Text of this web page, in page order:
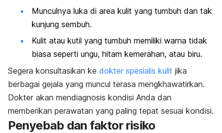
Munculnya luka di area kulit yang tumbuh dan tak
kunjung sembuh.
Kulit atau kutil yang tumbuh memiliki warna tidak
biasa seperti ungu, hitam kemerahan, atau biru.
Segera konsultasikan ke dokter spesialis kulit jika
berbagai gejala yang muncul terasa mengkhawatirkan.
Dokter akan mendiagnosis kondisi Anda dan
memberikan perawatan yang paling tepat sesuai kondisi.
Penyebab dan faktor risiko